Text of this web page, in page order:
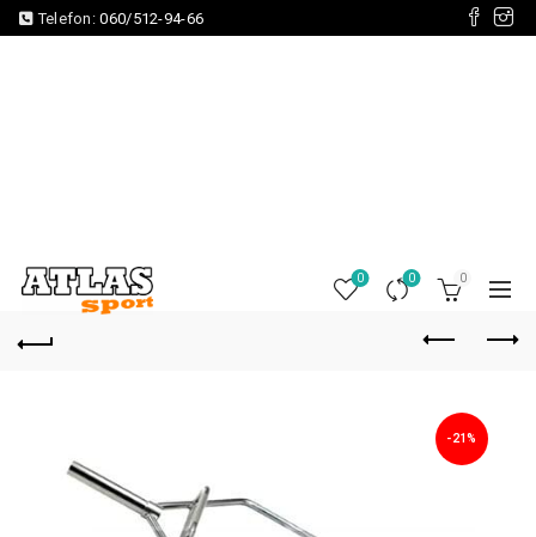
Telefon:060/512-94-66
0 0 0
-21%